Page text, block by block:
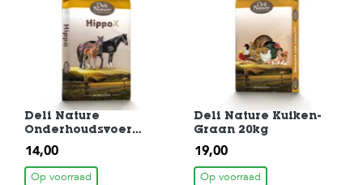
Deli Nature
Onderhoudsvoer
HippoX-Tradition-
Pellet 20kg
14,00
Op voorraad
Deli Nature Kuiken-
Graan 20kg
19,00
Op voorraad